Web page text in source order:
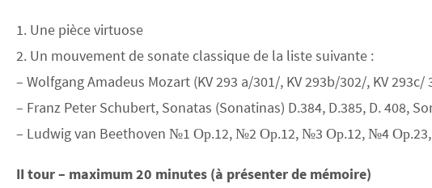
1. Une pièce virtuose
2. Un mouvement de sonate classique de la liste suivante :
– Wolfgang Amadeus Mozart (KV 293 a/301/, KV 293b/302/, KV
– Franz Peter Schubert, Sonatas (Sonatinas) D.384, D.385, D. 408,
– Ludwig van Beethoven №1 Ор.12, №2 Ор.12, №3 Ор.12, №4
II tour – maximum 20 minutes (à présenter de mémoire)